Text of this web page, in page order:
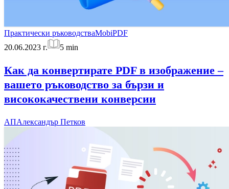
Практически ръководстваMobiPDF
20.06.2023 г.
5 min
Как да конвертирате PDF в изображение –
вашето ръководство за бързи и
висококачествени конверсии
АПАлександър Петков